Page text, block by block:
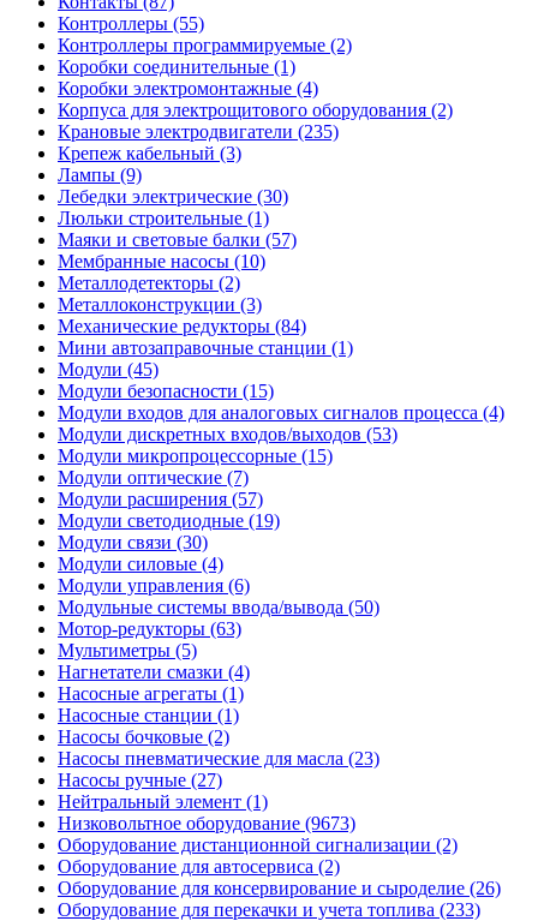
Контроллеры (55)
Контроллеры программируемые (2)
Коробки соединительные (1)
Коробки электромонтажные (4)
Корпуса для электрощитового оборудования (2)
Крановые электродвигатели (235)
Крепеж кабельный (3)
Лампы (9)
Лебедки электрические (30)
Люльки строительные (1)
Маяки и световые балки (57)
Мембранные насосы (10)
Металлодетекторы (2)
Металлоконструкции (3)
Механические редукторы (84)
Мини автозаправочные станции (1)
Модули (45)
Модули безопасности (15)
Модули входов для аналоговых сигналов процесса (4)
Модули дискретных входов/выходов (53)
Модули микропроцессорные (15)
Модули оптические (7)
Модули расширения (57)
Модули светодиодные (19)
Модули связи (30)
Модули силовые (4)
Модули управления (6)
Модульные системы ввода/вывода (50)
Мотор-редукторы (63)
Мультиметры (5)
Нагнетатели смазки (4)
Насосные агрегаты (1)
Насосные станции (1)
Насосы бочковые (2)
Насосы пневматические для масла (23)
Насосы ручные (27)
Нейтральный элемент (1)
Низковольтное оборудование (9673)
Оборудование дистанционной сигнализации (2)
Оборудование для автосервиса (2)
Оборудование для консервирование и сыроделие (26)
Оборудование для перекачки и учета топлива (233)